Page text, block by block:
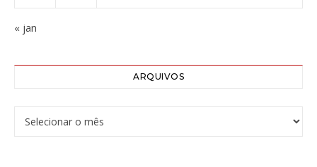
« jan
ARQUIVOS
Arquivos